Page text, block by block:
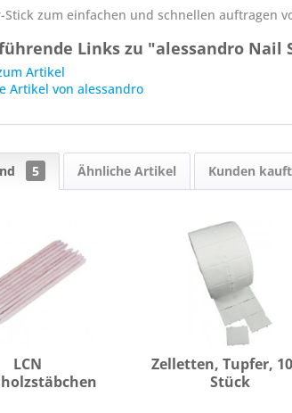
Stick zum einfachen und schnellen auftragen
Links zu "alessandro Nail
Artikel
Artikel von alessandro
5 Ähnliche Artikel Kunden
LCN
Zelletten, Tupfer,
Stück